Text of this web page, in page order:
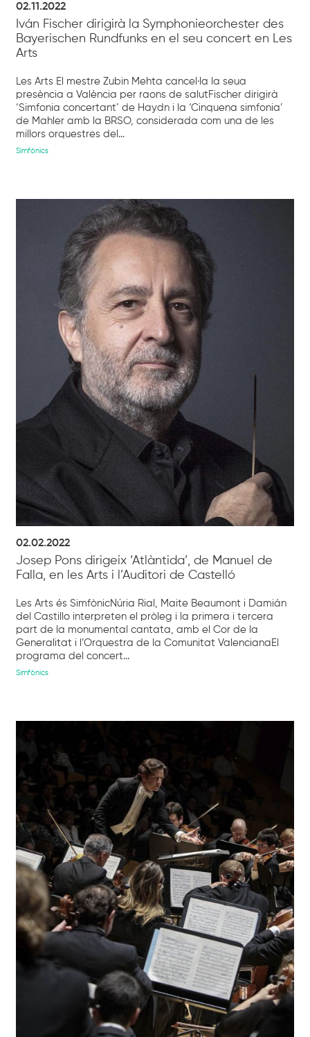
02.11.2022
Iván Fischer dirigirà la Symphonieorchester des
Bayerischen Rundfunks en el seu concert en Les
Arts
Les Arts El mestre Zubin Mehta cancel·la la seua
presència a València per raons de salutFischer dirigirà
‘Simfonia concertant’ de Haydn i la ‘Cinquena simfonia’
de Mahler amb la BRSO, considerada com una de les
millors orquestres del...
Simfònics
02.02.2022
Josep Pons dirigeix ‘Atlàntida’, de Manuel de
Falla, en les Arts i l’Auditori de Castelló
Les Arts és SimfònicNúria Rial, Maite Beaumont i Damián
del Castillo interpreten el pròleg i la primera i tercera
part de la monumental cantata, amb el Cor de la
Generalitat i l’Orquestra de la Comunitat ValencianaEl
programa del concert...
Simfònics